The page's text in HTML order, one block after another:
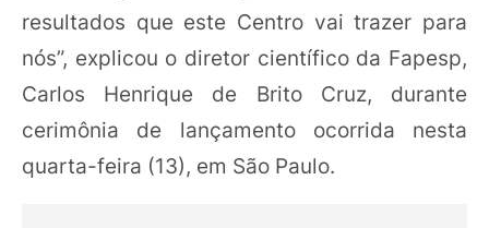
resultados que este Centro vai trazer para
nós”, explicou o diretor científico da Fapesp,
Carlos Henrique de Brito Cruz, durante
cerimônia de lançamento ocorrida nesta
quarta-feira (13), em São Paulo.